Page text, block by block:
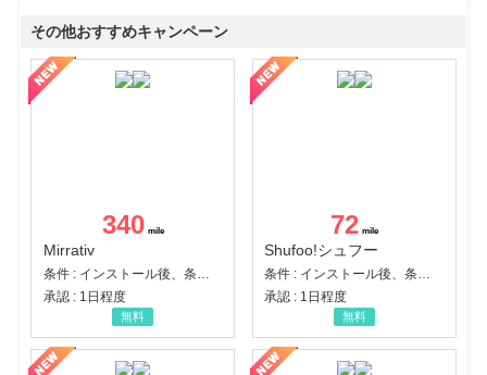
その他おすすめキャンペーン
340
Mirrativ
条件 : インストール後、条件達成
承認 : 1日程度
無料
72
Shufoo!シュフー
条件 : インストール後、条件達成
承認 : 1日程度
無料